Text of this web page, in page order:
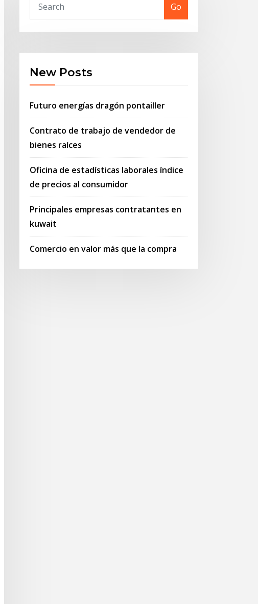
Go
New Posts
Futuro energías dragón pontailler
Contrato de trabajo de vendedor de
bienes raíces
Oficina de estadísticas laborales índice
de precios al consumidor
Principales empresas contratantes en
kuwait
Comercio en valor más que la compra